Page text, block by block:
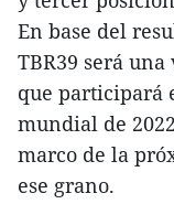
En base del
TBR39 será
que participará
mundial de
marco de la
ese grano.